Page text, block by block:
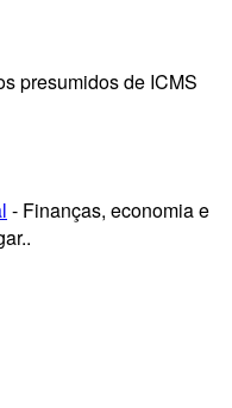
presumidos de ICMS
- Finanças, economia e